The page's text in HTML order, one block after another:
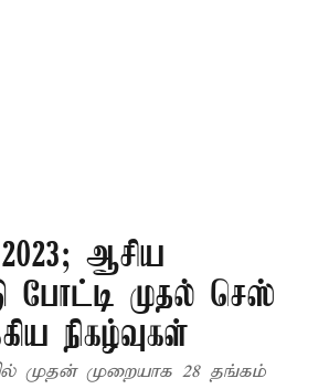
ஆசிய
போட்டி முதல் செஸ்
நிகழ்வுகள்
முதன் முறையாக 28 தங்கம்